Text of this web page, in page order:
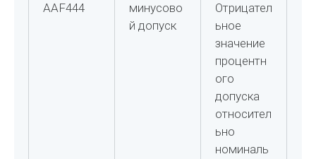
AAF444
минусово
й допуск
Отрицател
ьное
значение
процентн
ого
допуска
относител
ьно
номиналь